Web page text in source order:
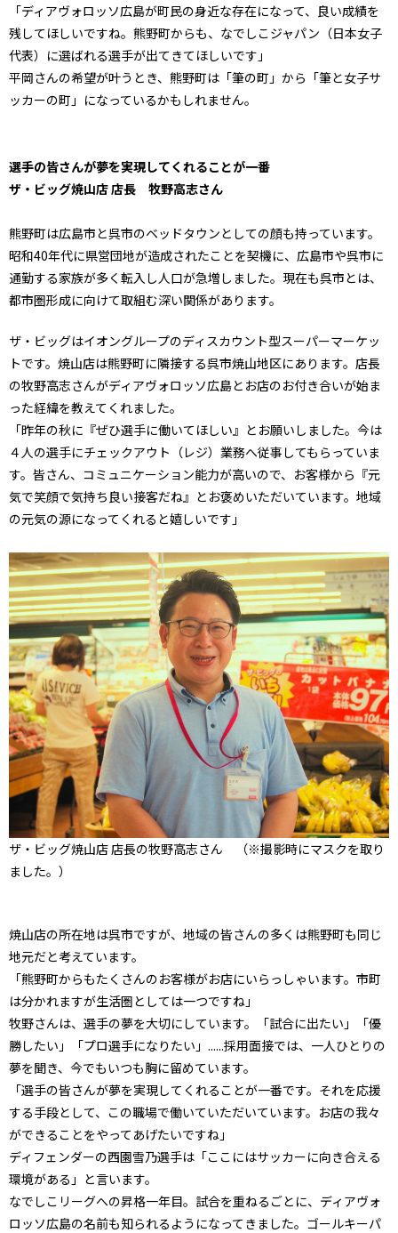
「ディアヴォロッソ広島が町民の身近な存在になって、良い成績を
残してほしいですね。熊野町からも、なでしこジャパン（日本女子
代表）に選ばれる選手が出てきてほしいです」
平岡さんの希望が叶うとき、熊野町は「筆の町」から「筆と女子サ
ッカーの町」になっているかもしれません。
選手の皆さんが夢を実現してくれることが一番
ザ・ビッグ焼山店 店長 牧野高志さん
熊野町は広島市と呉市のベッドタウンとしての顔も持っています。
昭和40年代に県営団地が造成されたことを契機に、広島市や呉市に
通勤する家族が多く転入し人口が急増しました。現在も呉市とは、
都市圏形成に向けて取組む深い関係があります。
ザ・ビッグはイオングループのディスカウント型スーパーマーケッ
トです。焼山店は熊野町に隣接する呉市焼山地区にあります。店長
の牧野高志さんがディアヴォロッソ広島とお店のお付き合いが始ま
った経緯を教えてくれました。
「昨年の秋に『ぜひ選手に働いてほしい』とお願いしました。今は
４人の選手にチェックアウト（レジ）業務へ従事してもらっていま
す。皆さん、コミュニケーション能力が高いので、お客様から『元
気で笑顔で気持ち良い接客だね』とお褒めいただいています。地域
の元気の源になってくれると嬉しいです」
ザ・ビッグ焼山店 店長の牧野高志さん （※撮影時にマスクを取り
ました。）
焼山店の所在地は呉市ですが、地域の皆さんの多くは熊野町も同じ
地元だと考えています。
「熊野町からもたくさんのお客様がお店にいらっしゃいます。市町
は分かれますが生活圏としては一つですね」
牧野さんは、選手の夢を大切にしています。「試合に出たい」「優
勝したい」「プロ選手になりたい」......採用面接では、一人ひとりの
夢を聞き、今でもいつも胸に留めています。
「選手の皆さんが夢を実現してくれることが一番です。それを応援
する手段として、この職場で働いていただいています。お店の我々
ができることをやってあげたいですね」
ディフェンダーの西園雪乃選手は「ここにはサッカーに向き合える
環境がある」と言います。
なでしこリーグへの昇格一年目。試合を重ねるごとに、ディアヴォ
ロッソ広島の名前も知られるようになってきました。ゴールキーパ